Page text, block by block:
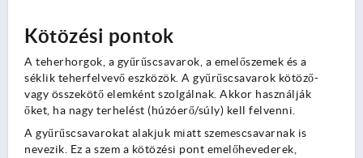
Kötözési pontok
A teherhorgok, a gyűrűscsavarok, a emelőszemek és a
séklik teherfelvevő eszközök. A gyűrűscsavarok kötöző-
vagy összekötő elemként szolgálnak. Akkor használják
őket, ha nagy terhelést (húzóerő/súly) kell felvenni.
A gyűrűscsavarokat alakjuk miatt szemescsavarnak is
nevezik. Ez a szem a kötözési pont emelőhevederek,